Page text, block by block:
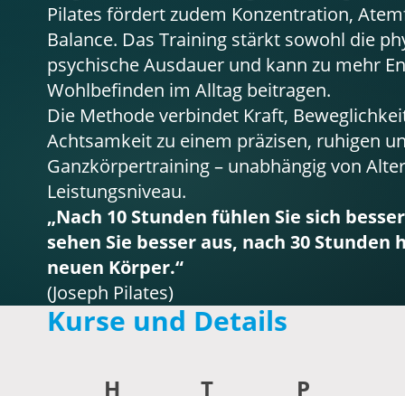
Pilates fördert zudem Konzentration,
Balance. Das Training stärkt sowohl die
psychische Ausdauer und kann zu mehr
Wohlbefinden im Alltag beitragen.
Die Methode verbindet Kraft,
Achtsamkeit zu einem präzisen, ruhigen
Ganzkörpertraining – unabhängig von
Leistungsniveau.
„Nach 10 Stunden fühlen Sie sich
sehen Sie besser aus, nach 30 Stunden
neuen Körper.“
(Joseph Pilates)
Kurse und Details
H
T
P